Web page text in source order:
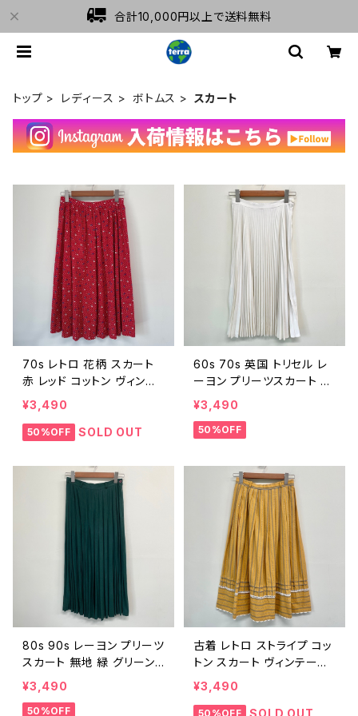
合計10,000円以上で送料無料
トップ レディース ボトムス スカート
70s レトロ 花柄 スカート
赤 レッド コットン ヴィンテ
ージ 古着 レディース 70年
代 ビンテージ W27 2509
2101
¥3,490
50%OFF SOLD OUT
60s 70s 英国 トリセル レ
ーヨン プリーツスカート 無
地 生成り アイボリー ヴィン
テージ 古着 レトロ 白 ホワ
イト イギリス レディース 60
25 25092007
¥3,490
50%OFF
80s 90s レーヨン プリーツ
スカート 無地 緑 グリーン
ヴィンテージ 古着 レトロ レ
ディース 80年代 90年代
ビンテージ W27 250920
¥3,490
50%OFF
古着 レトロ ストライプ コッ
トン スカート ヴィンテージ
古着 黄色 イエロー レディ
ース ビンテージ W26 250
92005
¥3,490
50%OFF SOLD OUT